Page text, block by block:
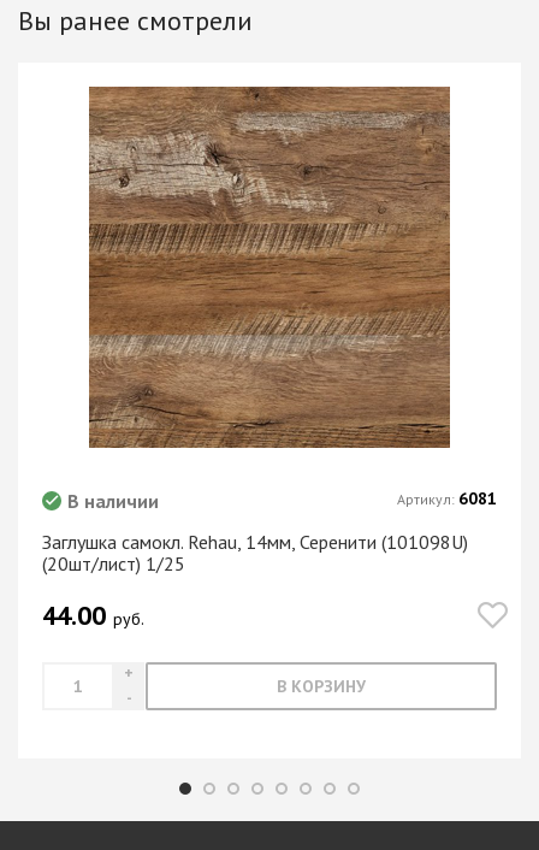
Вы ранее смотрели
Заглушка самокл. Rehau, 14мм, Серенити (101098U)
(20шт/лист) 1/25
В наличии
44.00 руб.
В КОРЗИНУ
Артикул: 6081